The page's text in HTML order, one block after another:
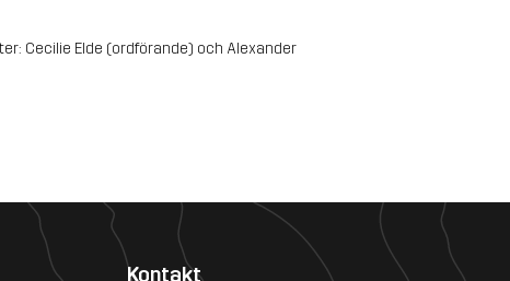
Cecilie Elde (ordförande) och Alexander
Kontakt